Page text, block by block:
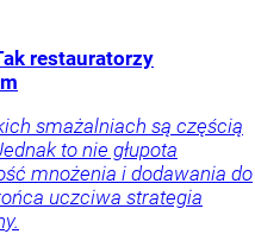
restauratorzy
smażalniach są częścią
to nie głupota
mnożenia i dodawania do
uczciwa strategia